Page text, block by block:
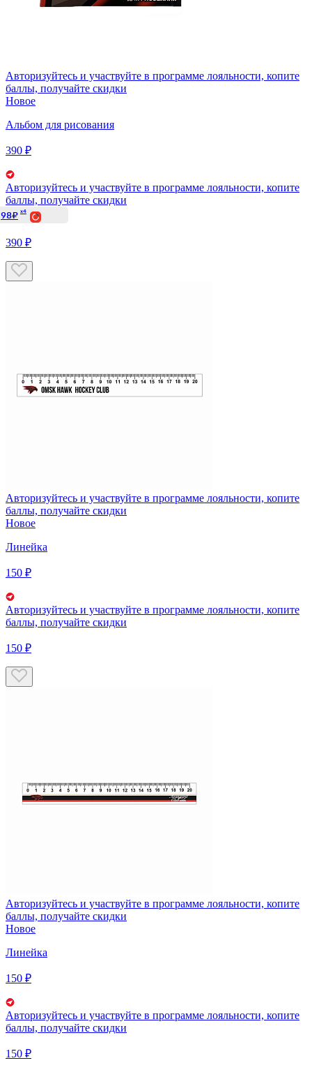
Авторизуйтесь и участвуйте в программе лояльности, копите
баллы, получайте скидки
Новое
Альбом для рисования
390 ₽
Авторизуйтесь и участвуйте в программе лояльности, копите
баллы, получайте скидки
98₽ x4
390 ₽
Авторизуйтесь и участвуйте в программе лояльности, копите
баллы, получайте скидки
Новое
Линейка
150 ₽
Авторизуйтесь и участвуйте в программе лояльности, копите
баллы, получайте скидки
150 ₽
Авторизуйтесь и участвуйте в программе лояльности, копите
баллы, получайте скидки
Новое
Линейка
150 ₽
Авторизуйтесь и участвуйте в программе лояльности, копите
баллы, получайте скидки
150 ₽